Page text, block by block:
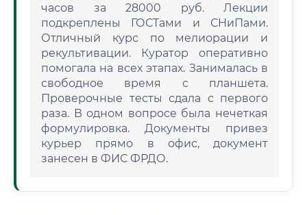
часов за 28000 руб. Лекции
подкреплены ГОСТами и СНиПами.
Отличный курс по мелиорации и
рекультивации. Куратор оперативно
помогала на всех этапах. Занималась в
свободное время с планшета.
Проверочные тесты сдала с первого
раза. В одном вопросе была нечеткая
формулировка. Документы привез
курьер прямо в офис, документ
занесен в ФИС ФРДО.